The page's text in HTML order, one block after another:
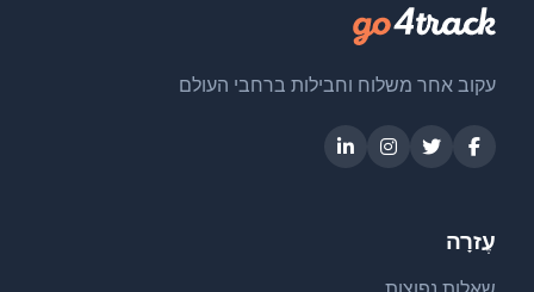
עקוב אחר משלוח וחבילות ברחבי העולם
עֶזרָה